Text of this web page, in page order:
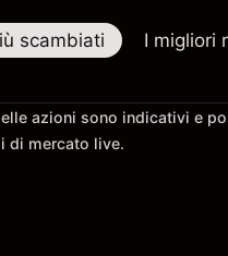
scambiati I migliori
azioni sono indicativi e
di mercato live.